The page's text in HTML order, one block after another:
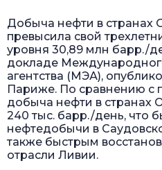
Добыча нефти в странах
превысила свой
уровня 30,89 млн барр./
докладе
агентства (МЭА),
Париже. По сравнению
добыча нефти в странах
240 тыс. барр./день, что
нефтедобычи в
также быстрым
отрасли Ливии.